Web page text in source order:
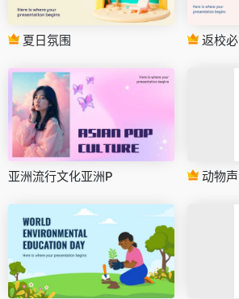
夏日氛围 返校
亚洲流行文化亚洲P 动物